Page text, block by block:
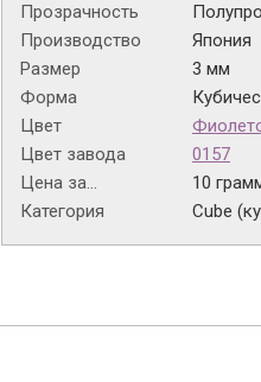
Прозрачность
Производство
Япония
Размер
3 мм
Форма
Цвет
Цвет завода
0157
Цена за...
10
Категория
Cube